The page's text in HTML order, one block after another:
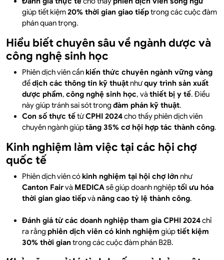
giúp tiết kiệm20% thời gian giao tiếptrong các cuộc đàm
phán quan trọng.
Hiểu biết chuyên sâu về ngành dược và
công nghệ sinh học
Phiên dịch viên cần kiến thức chuyên ngành vững vàng
đểdịch các thông tin kỹ thuật nhưquy trình sản xuất
dược phẩm, công nghệ sinh học, vàthiết bị y tế. Điều
này giúp tránh sai sót trong đàm phán kỹ thuật.
Con số thực tếtừCPHI 2024cho thấy phiên dịch viên
chuyên ngành giúptăng 35% cơ hội hợp tác thành công.
Kinh nghiệm làm việc tại các hội chợ
quốc tế
Phiên dịch viên có kinh nghiệm tại hội chợ lớn như
Canton Fairvà MEDICAsẽ giúp doanh nghiệptối ưu hóa
thời gian giao tiếpvà nâng cao tỷ lệ thành công.
Đánh giá từ các doanh nghiệp tham gia CPHI 2024chỉ
ra rằng phiên dịch viên có kinh nghiệm giúptiết kiệm
30% thời gian trong các cuộc đàm phán B2B.